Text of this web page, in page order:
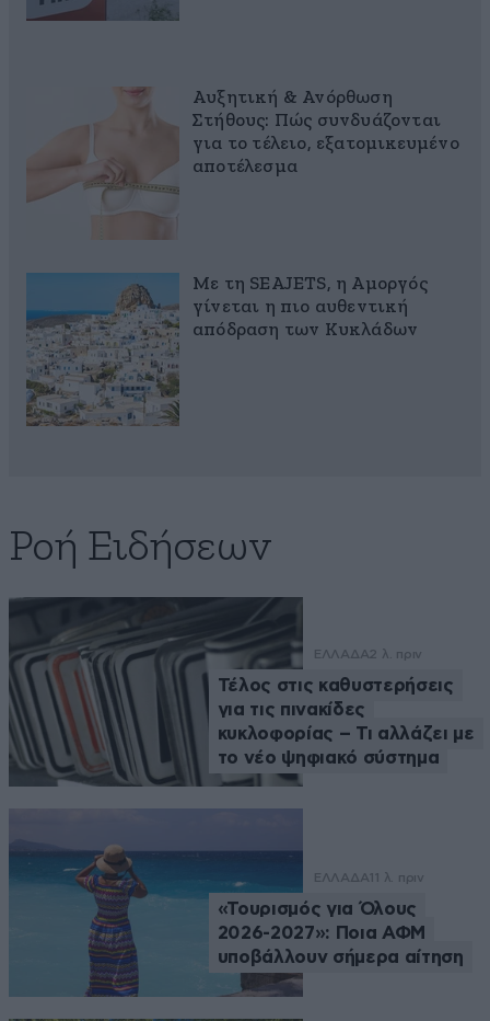
Αυξητική & Ανόρθωση
Στήθους: Πώς συνδυάζονται
για το τέλειο, εξατομικευμένο
αποτέλεσμα
Με τη SEAJETS, η Αμοργός
γίνεται η πιο αυθεντική
απόδραση των Κυκλάδων
Ροή Ειδήσεων
ΕΛΛΑΔΑ2 λ. πριν
Τέλος στις καθυστερήσεις
για τις πινακίδες
κυκλοφορίας – Τι αλλάζει με
το νέο ψηφιακό σύστημα
ΕΛΛΑΔΑ 11 λ. πριν
«Τουρισμός για Όλους
2026-2027»: Ποια ΑΦΜ
υποβάλλουν σήμερα αίτηση